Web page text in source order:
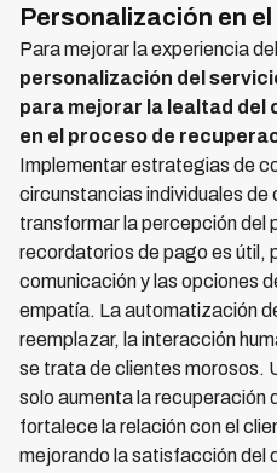
Personalización en
Para mejorar la experiencia
personalización del
para mejorar la lealtad
en el proceso de
Implementar estrategias de
circunstancias individuales de
transformar la percepción del
recordatorios de pago es útil,
comunicación y las opciones
empatía. La automatización
reemplazar, la interacción
se trata de clientes morosos.
solo aumenta la recuperación
fortalece la relación con el
mejorando la satisfacción del